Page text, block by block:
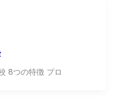
8つの特徴 プロ